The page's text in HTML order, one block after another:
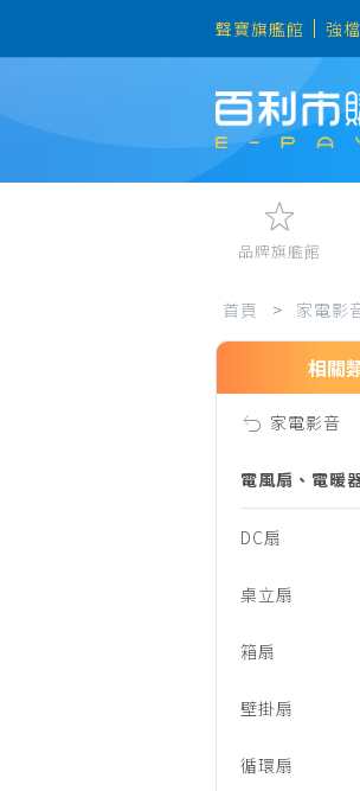
聲寶旗艦館 強
品牌旗艦館
電
清
廚
首頁 > 家電影
相關
家電影音
電風扇、電暖
DC扇
桌立扇
箱扇
壁掛扇
循環扇